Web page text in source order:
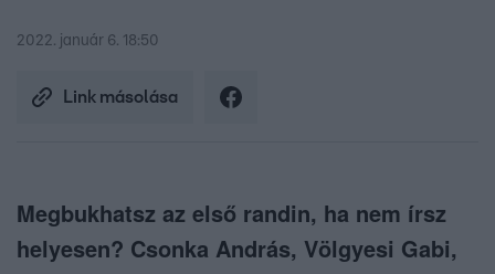
2022. január 6. 18:50
Link másolása
Megbukhatsz az első randin, ha nem írsz
helyesen? Csonka András, Völgyesi Gabi,